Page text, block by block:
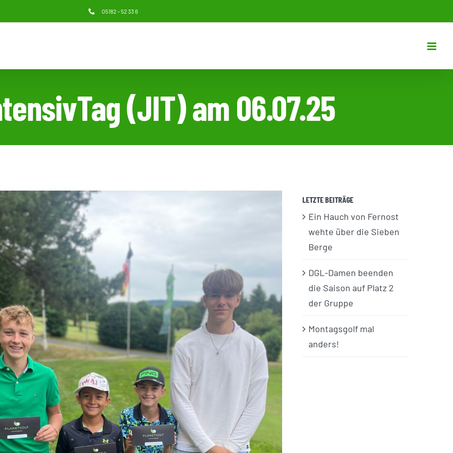
05182 – 52 33 6
(JIT) am 06.07.25
LETZTE BEITRÄGE
Ein Hauch von Fernost
wehte über die Sieben
Berge
DGL-Damen beenden
die Saison auf Platz 2
der Gruppe
Montagsgolf mal
anders!